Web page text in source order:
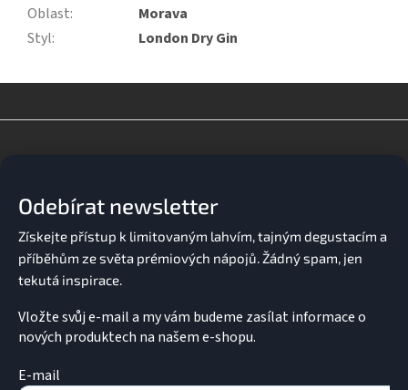
Oblast:
Morava
Styl: London Dry Gin
Odebírat newsletter
Vložte svůj e-mail a my vám budeme zasílat informace o
nových produktech na našem e-shopu.
E-mail